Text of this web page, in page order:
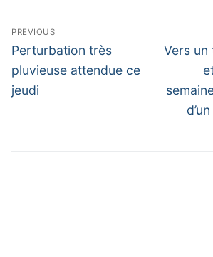
Navigation
de
l’article
PREVIOUS
Previous
post:
Perturbation très
pluvieuse attendue ce
jeudi
Next
Vers un